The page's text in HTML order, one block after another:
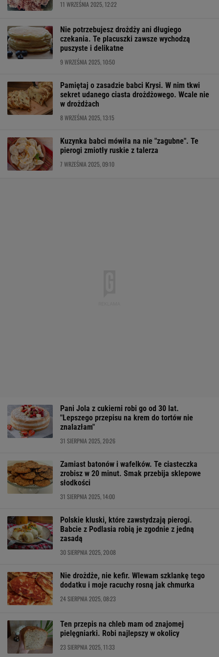
11 WRZEŚNIA 2025, 12:22
Nie potrzebujesz drożdży ani długiego
czekania. Te placuszki zawsze wychodzą
puszyste i delikatne
9 WRZEŚNIA 2025, 10:50
Pamiętaj o zasadzie babci Krysi. W nim tkwi
sekret udanego ciasta drożdżowego. Wcale nie
w drożdżach
8 WRZEŚNIA 2025, 13:15
Kuzynka babci mówiła na nie "zagubne". Te
pierogi zmiotły ruskie z talerza
7 WRZEŚNIA 2025, 09:10
Pani Jola z cukierni robi go od 30 lat.
"Lepszego przepisu na krem do tortów nie
znalazłam"
31 SIERPNIA 2025, 20:26
Zamiast batonów i wafelków. Te ciasteczka
zrobisz w 20 minut. Smak przebija sklepowe
słodkości
31 SIERPNIA 2025, 14:00
Polskie kluski, które zawstydzają pierogi.
Babcie z Podlasia robią je zgodnie z jedną
zasadą
30 SIERPNIA 2025, 20:08
Nie drożdże, nie kefir. Wlewam szklankę tego
dodatku i moje racuchy rosną jak chmurka
24 SIERPNIA 2025, 08:23
Ten przepis na chleb mam od znajomej
pielęgniarki. Robi najlepszy w okolicy
23 SIERPNIA 2025, 11:33